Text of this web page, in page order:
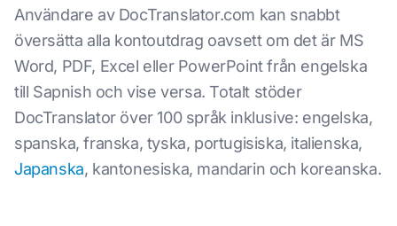
Användare av DocTranslator.com kan snabbt
översätta alla kontoutdrag oavsett om det är MS
Word, PDF, Excel eller PowerPoint från engelska
till Sapnish och vise versa. Totalt stöder
DocTranslator över 100 språk inklusive: engelska,
spanska, franska, tyska, portugisiska, italienska,
Japanska, kantonesiska, mandarin och koreanska.